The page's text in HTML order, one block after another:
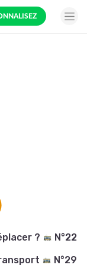
?
N°22
N°29